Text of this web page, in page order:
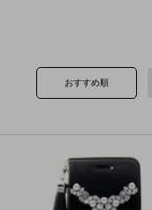
おすすめ順